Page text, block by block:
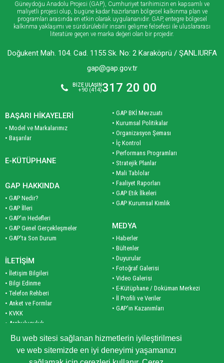
Bu web sitesi sağlanan hizmetlerin iyileştirilmesi
ve web sitemizde en iyi deneyimi yaşamanızı
Güneydoğu Anadolu Projesi (GAP), Cumhuriyet tarihimizin en kapsamlı ve
maliyetli projesi olup, bugüne kadar hazırlanan bölgesel kalkınma plan ve
programları arasında en etkin olarak uygulananıdır. GAP, entegre bölgesel
kalkınma yaklaşımı ve sürdürülebilir insani gelişme felsefesi ile uluslararası
literatüre geçen ve marka değeri olan bir projedir.
Doğukent Mah. 104. Cad. 1155 Sk. No: 2 Karaköprü / ŞANLIURFA
gap@gap.gov.tr
BİZE ULAŞIN
+90 (414)317 20 00
BAŞARI HİKAYELERİ
• Model ve Markalarımız
• Başarılar
E-KÜTÜPHANE
GAP HAKKINDA
• GAP Nedir?
• GAP İlleri
• GAP'ın Hedefleri
• GAP Genel Gerçekleşmeler
• GAP'ta Son Durum
İLETİŞİM
• İletişim Bilgileri
• Bilgi Edinme
• Telefon Rehberi
• Anket ve Formlar
• KVKK
• Arabuluculuk
• Site Haritası
KURUMSAL
• GAP BKİ Mevzuatı
• Kurumsal Politikalar
• Organizasyon Şeması
• İç Kontrol
• Performans Programları
• Stratejik Planlar
• Mali Tablolar
• Faaliyet Raporları
• GAP Etik İlkeleri
• GAP Kurumsal Kimlik
MEDYA
• Haberler
• Bültenler
• Duyurular
• Fotoğraf Galerisi
• Video Galerisi
• E-Kütüphane / Doküman Merkezi
• İl Profili ve Veriler
• GAP'ın Kazanımları
• Planlar
• Programlar